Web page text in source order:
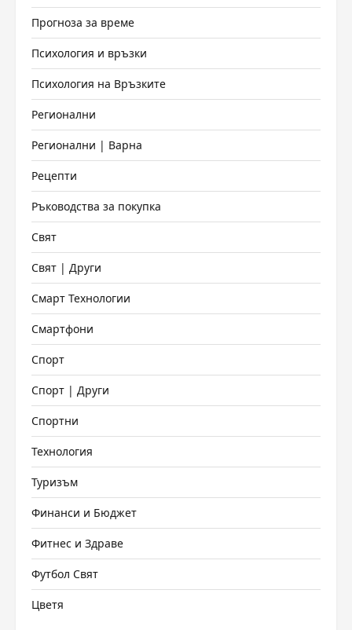
Прогноза за време
Психология и връзки
Психология на Връзките
Регионални
Регионални | Варна
Рецепти
Ръководства за покупка
Свят
Свят | Други
Смарт Технологии
Смартфони
Спорт
Спорт | Други
Спортни
Технология
Туризъм
Финанси и Бюджет
Фитнес и Здраве
Футбол Свят
Цветя